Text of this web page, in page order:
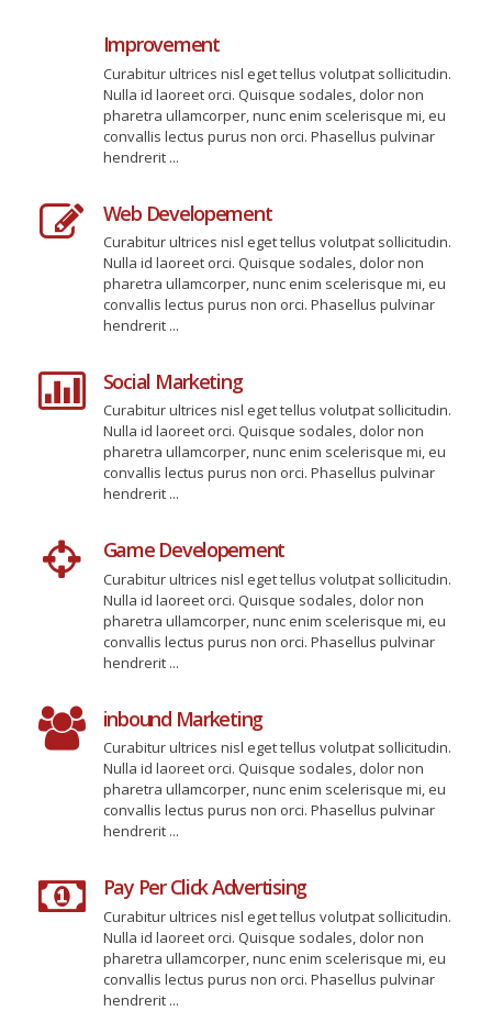
Improvement
Curabitur ultrices nisl eget tellus volutpat sollicitudin.
Nulla id laoreet orci. Quisque sodales, dolor non
pharetra ullamcorper, nunc enim scelerisque mi, eu
convallis lectus purus non orci. Phasellus pulvinar
hendrerit ...
Web Developement
Curabitur ultrices nisl eget tellus volutpat sollicitudin.
Nulla id laoreet orci. Quisque sodales, dolor non
pharetra ullamcorper, nunc enim scelerisque mi, eu
convallis lectus purus non orci. Phasellus pulvinar
hendrerit ...
Social Marketing
Curabitur ultrices nisl eget tellus volutpat sollicitudin.
Nulla id laoreet orci. Quisque sodales, dolor non
pharetra ullamcorper, nunc enim scelerisque mi, eu
convallis lectus purus non orci. Phasellus pulvinar
hendrerit ...
Game Developement
Curabitur ultrices nisl eget tellus volutpat sollicitudin.
Nulla id laoreet orci. Quisque sodales, dolor non
pharetra ullamcorper, nunc enim scelerisque mi, eu
convallis lectus purus non orci. Phasellus pulvinar
hendrerit ...
inbound Marketing
Curabitur ultrices nisl eget tellus volutpat sollicitudin.
Nulla id laoreet orci. Quisque sodales, dolor non
pharetra ullamcorper, nunc enim scelerisque mi, eu
convallis lectus purus non orci. Phasellus pulvinar
hendrerit ...
Pay Per Click Advertising
Curabitur ultrices nisl eget tellus volutpat sollicitudin.
Nulla id laoreet orci. Quisque sodales, dolor non
pharetra ullamcorper, nunc enim scelerisque mi, eu
convallis lectus purus non orci. Phasellus pulvinar
hendrerit ...